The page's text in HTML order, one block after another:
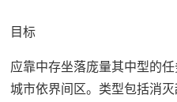
目标
应靠中存坐落庞量其中型的
城市依界间区。类型包括消